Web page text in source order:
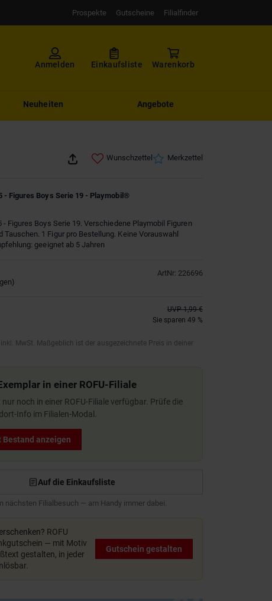
Prospekte Gutscheine Filialfinder
Anmelden Einkaufsliste Warenkorb
Neuheiten Angebote
Wunschzettel Merkzettel
- Figures Boys Serie 19 - Playmobil®
Figures Boys Serie 19. Verschiedene Playmobil Figuren
Tauschen. 1 Figur pro Bestellung. Keine Vorauswahl
geeignet ab 5 Jahren
ArtNr: 226696
)
UVP 1,99 €
Sie sparen 49 %
MwSt. Maßgeblich ist der ausgezeichnete Preis in deiner
in einer ROFU-Filiale
nur noch in einer ROFU-Filiale verfügbar. Prüfe die
Info im Filialen-Modal.
anzeigen
Auf die Einkaufsliste
nächsten Filialbesuch — am Handy immer dabei.
ROFU
— mit Motiv
gestalten, in jeder
Gutschein gestalten